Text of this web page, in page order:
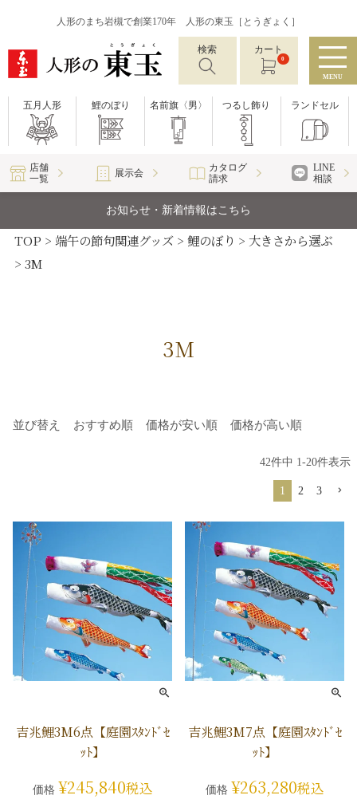
人形のまち岩槻で創業170年 人形の東玉［とうぎょく］
検索 カート
0
MENU
五月人形 鯉のぼり 名前旗〈男〉 つるし飾り ランドセル
店舗
一覧
展示会
カタログ
請求
LINE
相談
お知らせ・新着情報はこちら
TOP 端午の節句関連グッズ 鯉のぼり
大きさから選ぶ
3M
3M
並び替え おすすめ順 価格が安い順 価格が高い順
42件中 1-20件表示
1 2 3
吉兆鯉3M6点【庭園ｽﾀﾝﾄﾞｾ
ｯﾄ】
価格 ¥245,840税込
吉兆鯉3M7点【庭園ｽﾀﾝﾄﾞｾ
ｯﾄ】
価格 ¥263,280税込